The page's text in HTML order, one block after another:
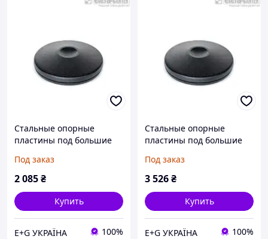
Стальные опорные
пластины под большие
R25-B
Под заказ
2 085₴
Купить
E+G УКРАЇНА 100%
Стальные опорные
пластины под большие
R30-B
Под заказ
3 526₴
Купить
E+G УКРАЇНА 100%